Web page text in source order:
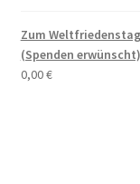
Gedenken an
Zum
(Spenden erwünscht)
0,00€